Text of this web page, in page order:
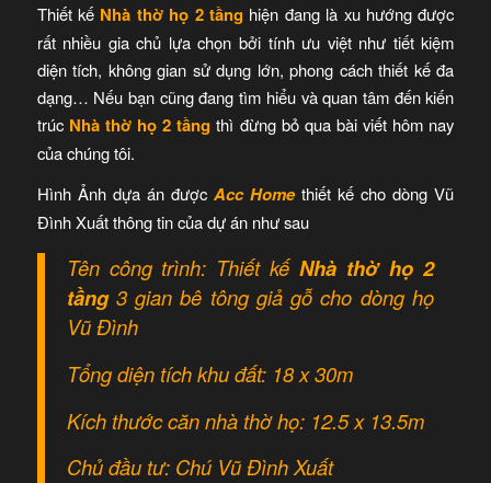
Thiết kế Nhà thờ họ 2 tầng hiện đang là xu hướng được
rất nhiều gia chủ lựa chọn bởi tính ưu việt như tiết kiệm
diện tích, không gian sử dụng lớn, phong cách thiết kế đa
dạng… Nếu bạn cũng đang tìm hiểu và quan tâm đến kiến
trúc Nhà thờ họ 2 tầngthì đừng bỏ qua bài viết hôm nay
của chúng tôi.
Hình Ảnh dựa án được Acc Homethiết kế cho dòng Vũ
Đình Xuất thông tin của dự án như sau
Tên công trình: Thiết kếNhà thờ họ 2
tầng 3 gian bê tông giả gỗ cho dòng họ
Vũ Đình
Tổng diện tích khu đất: 18 x 30m
Kích thước căn nhà thờ họ: 12.5 x 13.5m
Chủ đầu tư: Chú Vũ Đình Xuất